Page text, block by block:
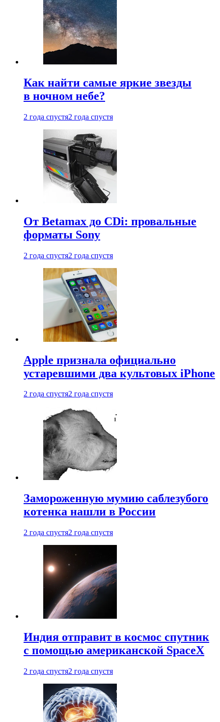
Как найти самые яркие звезды
в ночном небе?
2 года спустя2 года спустя
От Betamax до CDi: провальные
форматы Sony
2 года спустя2 года спустя
Apple признала официально
устаревшими два культовых iPhone
2 года спустя2 года спустя
Замороженную мумию саблезубого
котенка нашли в России
2 года спустя2 года спустя
Индия отправит в космос спутник
с помощью американской SpaceX
2 года спустя2 года спустя